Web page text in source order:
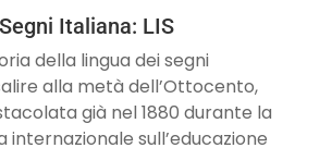
Italiana: LIS
della lingua dei segni
alla metà dell’Ottocento,
già nel 1880 durante la
internazionale sull’educazione